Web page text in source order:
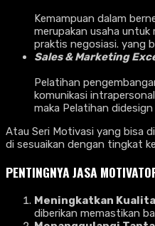
Kemampuan dalam
merupakan usaha
praktis negosiasi. yang
Sales & Marketing
Pelatihan
komunikasi
maka Pelatihan
Atau Seri Motivasi yang bisa
di sesuaikan dengan tingkat
PENTINGNYAJASA
Meningkatkan
diberikan memastikan